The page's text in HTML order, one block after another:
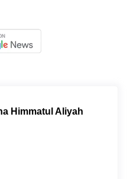
Himmatul Aliyah